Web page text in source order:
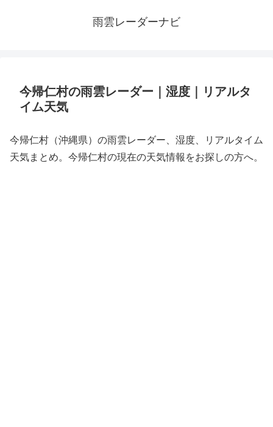
雨雲レーダーナビ
今帰仁村の雨雲レーダー｜湿度｜リアルタ
イム天気
今帰仁村（沖縄県）の雨雲レーダー、湿度、リアルタイム
天気まとめ。今帰仁村の現在の天気情報をお探しの方へ。